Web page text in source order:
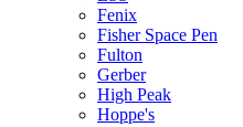
Fenix
Fisher Space Pen
Fulton
Gerber
High Peak
Hoppe's